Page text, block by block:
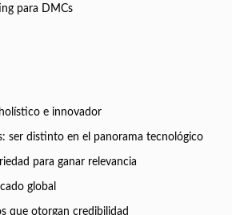
para DMCs
e innovador
ser distinto en el panorama tecnológico
para ganar relevancia
global
que otorgan credibilidad